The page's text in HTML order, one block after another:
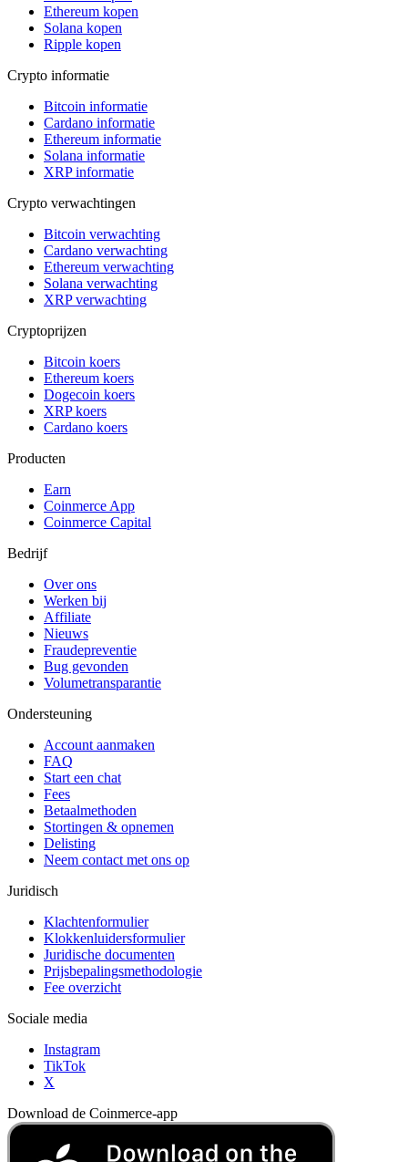
Ethereum kopen
Solana kopen
Ripple kopen
Crypto informatie
Bitcoin informatie
Cardano informatie
Ethereum informatie
Solana informatie
XRP informatie
Crypto verwachtingen
Bitcoin verwachting
Cardano verwachting
Ethereum verwachting
Solana verwachting
XRP verwachting
Cryptoprijzen
Bitcoin koers
Ethereum koers
Dogecoin koers
XRP koers
Cardano koers
Producten
Earn
Coinmerce App
Coinmerce Capital
Bedrijf
Over ons
Werken bij
Affiliate
Nieuws
Fraudepreventie
Bug gevonden
Volumetransparantie
Ondersteuning
Account aanmaken
FAQ
Start een chat
Fees
Betaalmethoden
Stortingen & opnemen
Delisting
Neem contact met ons op
Juridisch
Klachtenformulier
Klokkenluidersformulier
Juridische documenten
Prijsbepalingsmethodologie
Fee overzicht
Sociale media
Instagram
TikTok
X
Download de Coinmerce-app